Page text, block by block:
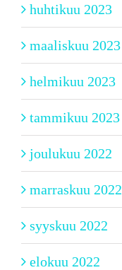
huhtikuu 2023
maaliskuu 2023
helmikuu 2023
tammikuu 2023
joulukuu 2022
marraskuu 2022
syyskuu 2022
elokuu 2022